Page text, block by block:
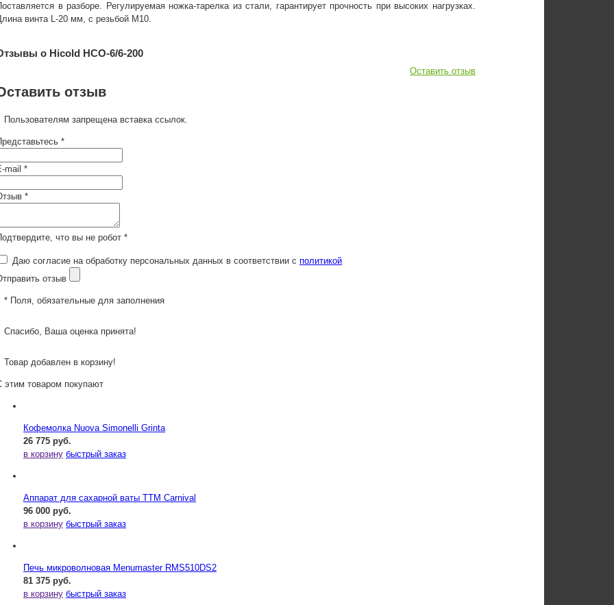
в разборе. Регулируемая ножка-тарелка из стали, гарантирует прочность при высоких нагрузках.
винта L-20 мм, с резьбой М10.
о Hicold НСО-6/6-200
Оставить отзыв
отзыв
Пользователям запрещена вставка ссылок.
*
mail *
*
что вы не робот *
Даю согласие на обработку персональных данных в соответствии с политикой
отзыв
* Поля, обязательные для заполнения
Спасибо, Ваша оценка принята!
Товар добавлен в корзину!
этим товаром покупают
Кофемолка Nuova Simonelli Grinta
26 775 руб.
в корзину быстрый заказ
Аппарат для сахарной ваты ТТМ Carnival
96 000 руб.
в корзину быстрый заказ
Печь микроволновая Menumaster RMS510DS2
81 375 руб.
в корзину быстрый заказ